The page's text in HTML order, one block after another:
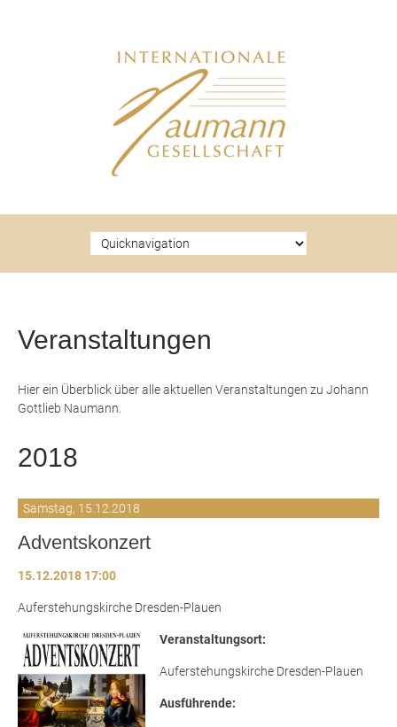
Veranstaltungen
Hier ein Überblick über alle aktuellen Veranstaltungen zu Johann
Gottlieb Naumann.
2018
Samstag, 15.12.2018
Adventskonzert
15.12.2018 17:00
Auferstehungskirche Dresden-Plauen
Veranstaltungsort:
Auferstehungskirche Dresden-Plauen
Ausführende: